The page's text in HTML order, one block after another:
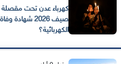
كهرباء عدن تحت
صيف 2026 شهادة
الكهربائية؟